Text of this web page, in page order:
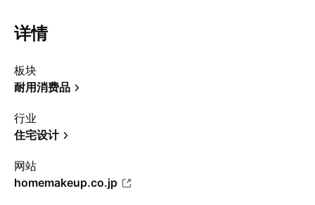
详情
板块
耐用消费品
行业
住宅设计
网站
homemakeup.co.jp